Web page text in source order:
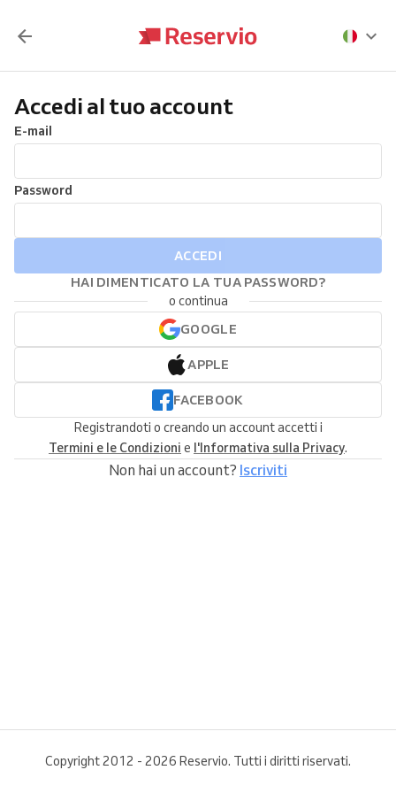
Accedi al tuo account
E-mail
Password
ACCEDI
HAI DIMENTICATO LA TUA PASSWORD?
o continua
GOOGLE
APPLE
FACEBOOK
Registrandoti o creando un account accetti i
Termini e le Condizioni e l'Informativa sulla Privacy.
Non hai un account? Iscriviti
Copyright 2012 - 2026 Reservio. Tutti i diritti riservati.